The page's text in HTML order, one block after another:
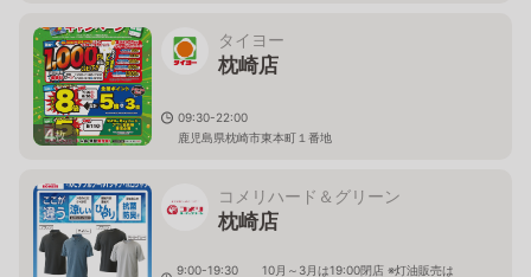
4枚
タイヨー
枕崎店
09:30-22:00
鹿児島県枕崎市東本町１番地
コメリハード＆グリーン
枕崎店
9:00-19:30 10月～3月は19:00閉店 ※灯油販売は